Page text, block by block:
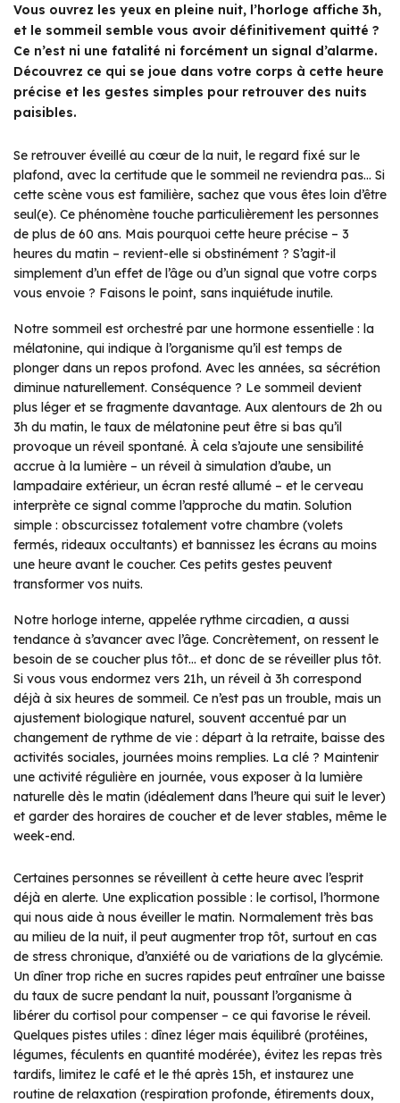
Vous ouvrez les yeux en pleine nuit, l’horloge affiche 3h,
et le sommeil semble vous avoir définitivement quitté ?
Ce n’est ni une fatalité ni forcément un signal d’alarme.
Découvrez ce qui se joue dans votre corps à cette heure
précise et les gestes simples pour retrouver des nuits
paisibles.
Se retrouver éveillé au cœur de la nuit, le regard fixé sur le
plafond, avec la certitude que le sommeil ne reviendra pas… Si
cette scène vous est familière, sachez que vous êtes loin d’être
seul(e). Ce phénomène touche particulièrement les personnes
de plus de 60 ans. Mais pourquoi cette heure précise – 3
heures du matin – revient-elle si obstinément ? S’agit-il
simplement d’un effet de l’âge ou d’un signal que votre corps
vous envoie ? Faisons le point, sans inquiétude inutile.
Notre sommeil est orchestré par une hormone essentielle : la
mélatonine, qui indique à l’organisme qu’il est temps de
plonger dans un repos profond. Avec les années, sa sécrétion
diminue naturellement. Conséquence ? Le sommeil devient
plus léger et se fragmente davantage. Aux alentours de 2h ou
3h du matin, le taux de mélatonine peut être si bas qu’il
provoque un réveil spontané. À cela s’ajoute une sensibilité
accrue à la lumière – un réveil à simulation d’aube, un
lampadaire extérieur, un écran resté allumé – et le cerveau
interprète ce signal comme l’approche du matin. Solution
simple : obscurcissez totalement votre chambre (volets
fermés, rideaux occultants) et bannissez les écrans au moins
une heure avant le coucher. Ces petits gestes peuvent
transformer vos nuits.
Notre horloge interne, appelée rythme circadien, a aussi
tendance à s’avancer avec l’âge. Concrètement, on ressent le
besoin de se coucher plus tôt… et donc de se réveiller plus tôt.
Si vous vous endormez vers 21h, un réveil à 3h correspond
déjà à six heures de sommeil. Ce n’est pas un trouble, mais un
ajustement biologique naturel, souvent accentué par un
changement de rythme de vie : départ à la retraite, baisse des
activités sociales, journées moins remplies. La clé ? Maintenir
une activité régulière en journée, vous exposer à la lumière
naturelle dès le matin (idéalement dans l’heure qui suit le lever)
et garder des horaires de coucher et de lever stables, même le
week-end.
Certaines personnes se réveillent à cette heure avec l’esprit
déjà en alerte. Une explication possible : le cortisol, l’hormone
qui nous aide à nous éveiller le matin. Normalement très bas
au milieu de la nuit, il peut augmenter trop tôt, surtout en cas
de stress chronique, d’anxiété ou de variations de la glycémie.
Un dîner trop riche en sucres rapides peut entraîner une baisse
du taux de sucre pendant la nuit, poussant l’organisme à
libérer du cortisol pour compenser – ce qui favorise le réveil.
Quelques pistes utiles : dînez léger mais équilibré (protéines,
légumes, féculents en quantité modérée), évitez les repas très
tardifs, limitez le café et le thé après 15h, et instaurez une
routine de relaxation (respiration profonde, étirements doux,